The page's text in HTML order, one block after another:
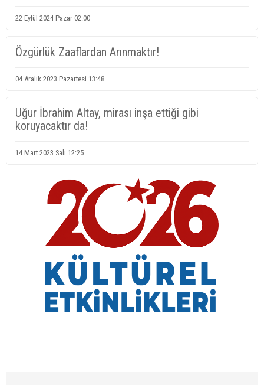
22 Eylül 2024 Pazar 02:00
Özgürlük Zaaflardan Arınmaktır!
04 Aralık 2023 Pazartesi 13:48
Uğur İbrahim Altay, mirası inşa ettiği gibi
koruyacaktır da!
14 Mart 2023 Salı 12:25